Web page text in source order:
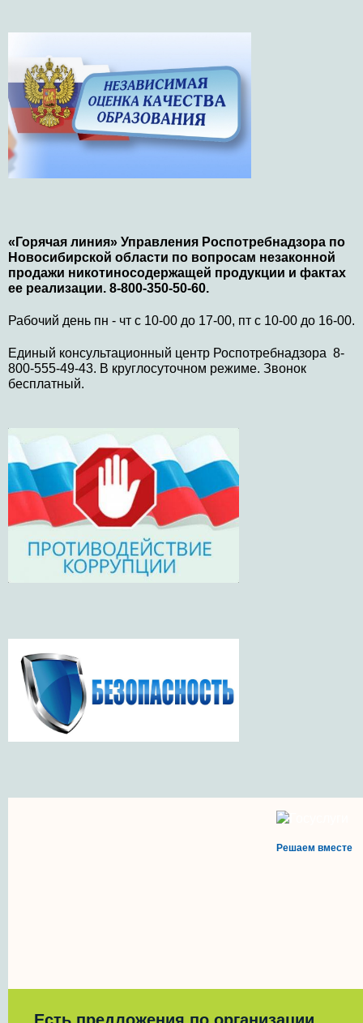
«Горячая линия» Управления Роспотребнадзора по
Новосибирской области по вопросам незаконной
продажи никотиносодержащей продукции и фактах
ее реализации. 8-800-350-50-60.
Рабочий день пн - чт с 10-00 до 17-00, пт с 10-00 до 16-00.
Единый консультационный центр Роспотребнадзора 8-
800-555-49-43. В круглосуточном режиме. Звонок
бесплатный.
Решаем вместе